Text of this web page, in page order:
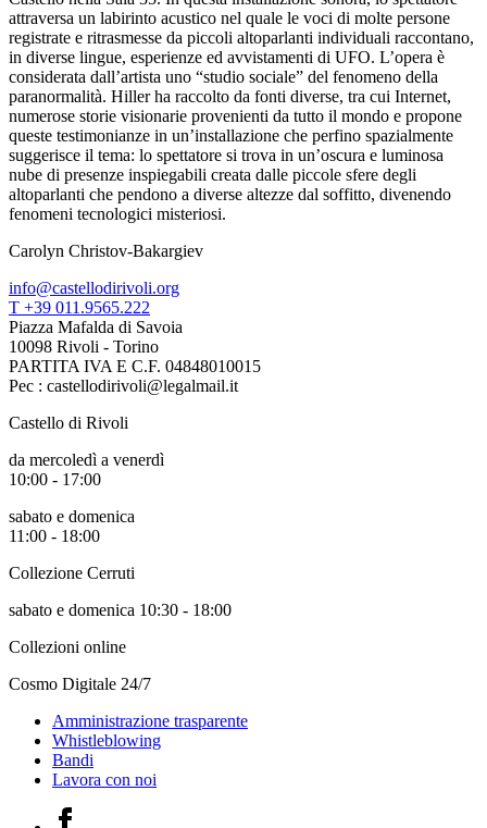
attraversa un labirinto acustico nel quale le voci di molte persone
registrate e ritrasmesse da piccoli altoparlanti individuali raccontano,
in diverse lingue, esperienze ed avvistamenti di UFO. L’opera è
considerata dall’artista uno “studio sociale” del fenomeno della
paranormalità. Hiller ha raccolto da fonti diverse, tra cui Internet,
numerose storie visionarie provenienti da tutto il mondo e propone
queste testimonianze in un’installazione che perfino spazialmente
suggerisce il tema: lo spettatore si trova in un’oscura e luminosa
nube di presenze inspiegabili creata dalle piccole sfere degli
altoparlanti che pendono a diverse altezze dal soffitto, divenendo
fenomeni tecnologici misteriosi.
Carolyn Christov-Bakargiev
info@castellodirivoli.org
T +39 011.9565.222
Piazza Mafalda di Savoia
10098 Rivoli - Torino
PARTITA IVA E C.F. 04848010015
Pec : castellodirivoli@legalmail.it
Castello di Rivoli
da mercoledì a venerdì
10:00 - 17:00
sabato e domenica
11:00 - 18:00
Collezione Cerruti
sabato e domenica 10:30 - 18:00
Collezioni online
Cosmo Digitale 24/7
Amministrazione trasparente
Whistleblowing
Bandi
Lavora con noi
Facebook